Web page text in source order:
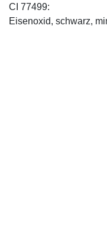
CI 77499:
Eisenoxid, schwarz,